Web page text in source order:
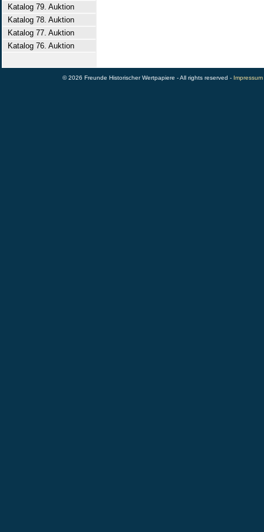
Katalog 79. Auktion
Katalog 78. Auktion
Katalog 77. Auktion
Katalog 76. Auktion
© 2026 Freunde Historischer Wertpapiere - All rights reserved - Impressum